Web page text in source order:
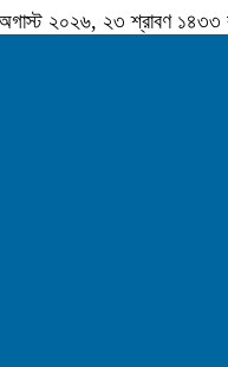
২০২৬, ২৩ শ্রাবণ ১৪৩৩